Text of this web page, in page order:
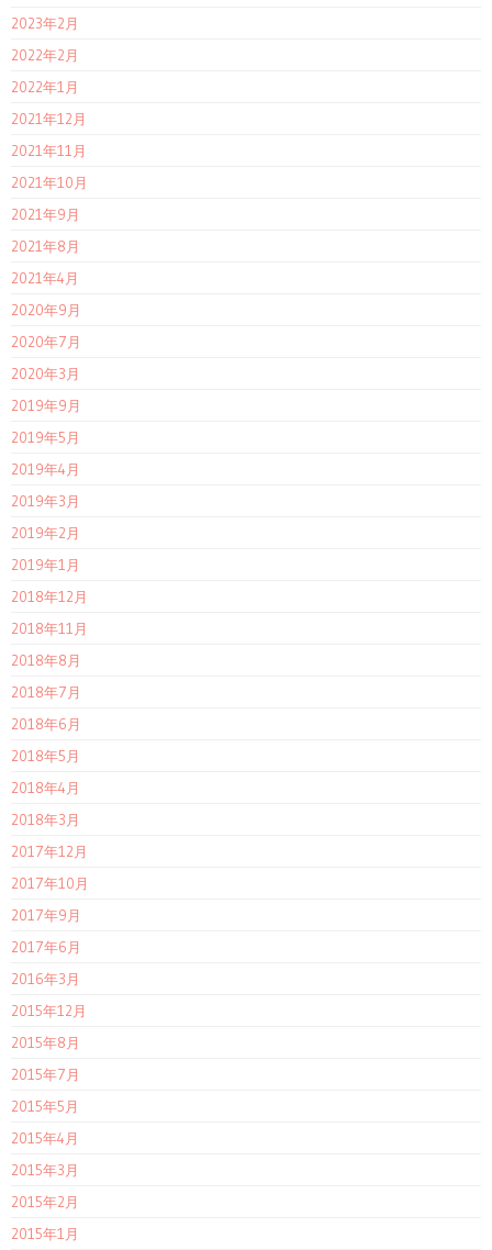
2023年2月
2022年2月
2022年1月
2021年12月
2021年11月
2021年10月
2021年9月
2021年8月
2021年4月
2020年9月
2020年7月
2020年3月
2019年9月
2019年5月
2019年4月
2019年3月
2019年2月
2019年1月
2018年12月
2018年11月
2018年8月
2018年7月
2018年6月
2018年5月
2018年4月
2018年3月
2017年12月
2017年10月
2017年9月
2017年6月
2016年3月
2015年12月
2015年8月
2015年7月
2015年5月
2015年4月
2015年3月
2015年2月
2015年1月